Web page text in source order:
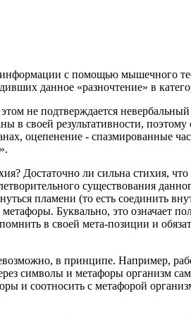
информации с помощью мышечного
данное «разночтение» в
не подтверждается
своей результативности, поэтому
оцепенение - спазмированные
Достаточно ли сильна стихия,
существования
пламени (то есть соединить
Буквально, это означает
в своей мета-позиции и
в принципе. Например,
символы и метафоры организм сам
и соотносить с метафорой